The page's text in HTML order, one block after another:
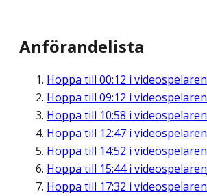
Anförandelista
Hoppa till 00:12 i videospelaren
Hoppa till 09:12 i videospelaren
Hoppa till 10:58 i videospelaren
Hoppa till 12:47 i videospelaren
Hoppa till 14:52 i videospelaren
Hoppa till 15:44i videospelaren
Hoppa till 17:32 i videospelaren